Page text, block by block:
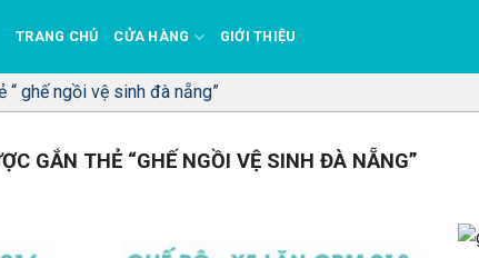
TRANG CHỦ CỬA HÀNG GIỚI THIỆU
ghế ngồi vệ sinh đà nẵng”
GẮN THẺ “GHẾ NGỒI VỆ SINH ĐÀ NẴNG”